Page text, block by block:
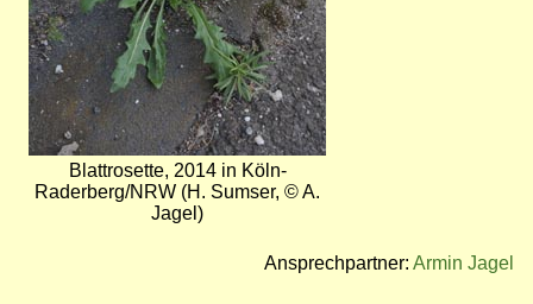
Blattrosette, 2014 in Köln-
Raderberg/NRW (H. Sumser, © A.
Jagel)
Ansprechpartner: Armin Jagel